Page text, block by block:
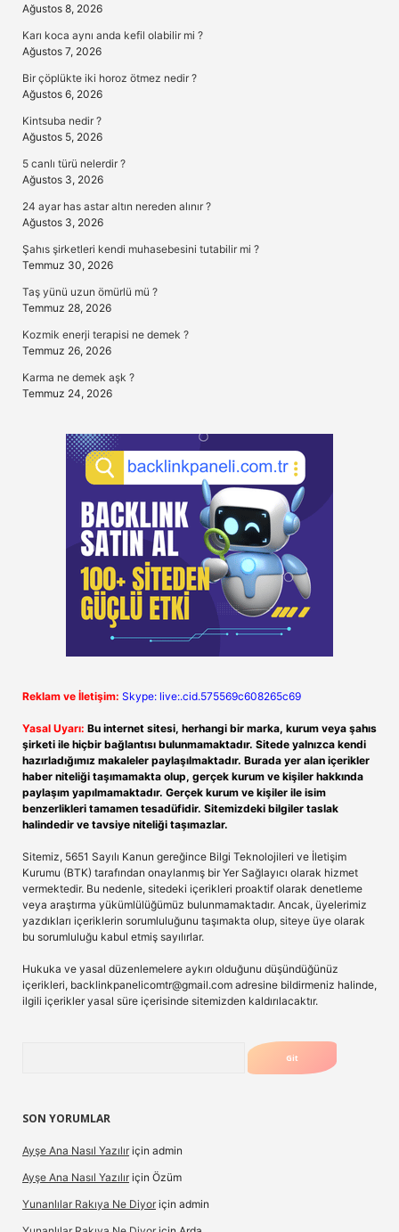
Ağustos 8, 2026
Karı koca aynı anda kefil olabilir mi ?
Ağustos 7, 2026
Bir çöplükte iki horoz ötmez nedir ?
Ağustos 6, 2026
Kintsuba nedir ?
Ağustos 5, 2026
5 canlı türü nelerdir ?
Ağustos 3, 2026
24 ayar has astar altın nereden alınır ?
Ağustos 3, 2026
Şahıs şirketleri kendi muhasebesini tutabilir mi ?
Temmuz 30, 2026
Taş yünü uzun ömürlü mü ?
Temmuz 28, 2026
Kozmik enerji terapisi ne demek ?
Temmuz 26, 2026
Karma ne demek aşk ?
Temmuz 24, 2026
Reklam ve İletişim: Skype: live:.cid.575569c608265c69
Yasal Uyarı: Bu internet sitesi, herhangi bir marka, kurum veya şahıs
şirketi ile hiçbir bağlantısı bulunmamaktadır. Sitede yalnızca kendi
hazırladığımız makaleler paylaşılmaktadır. Burada yer alan içerikler
haber niteliği taşımamakta olup, gerçek kurum ve kişiler hakkında
paylaşım yapılmamaktadır. Gerçek kurum ve kişiler ile isim
benzerlikleri tamamen tesadüfidir. Sitemizdeki bilgiler taslak
halindedir ve tavsiye niteliği taşımazlar.
Sitemiz, 5651 Sayılı Kanun gereğince Bilgi Teknolojileri ve İletişim
Kurumu (BTK) tarafından onaylanmış bir Yer Sağlayıcı olarak hizmet
vermektedir. Bu nedenle, sitedeki içerikleri proaktif olarak denetleme
veya araştırma yükümlülüğümüz bulunmamaktadır. Ancak, üyelerimiz
yazdıkları içeriklerin sorumluluğunu taşımakta olup, siteye üye olarak
bu sorumluluğu kabul etmiş sayılırlar.
Hukuka ve yasal düzenlemelere aykırı olduğunu düşündüğünüz
içerikleri, backlinkpanelicomtr@gmail.com adresine bildirmeniz halinde,
ilgili içerikler yasal süre içerisinde sitemizden kaldırılacaktır.
SON YORUMLAR
Ayşe Ana Nasıl Yazılır için admin
Ayşe Ana Nasıl Yazılır için Özüm
Yunanlılar Rakıya Ne Diyor için admin